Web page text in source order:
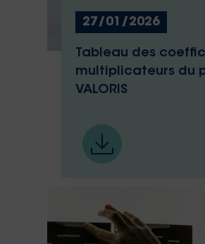
27/01/2026
Tableau des
multiplicateurs du
VALORIS